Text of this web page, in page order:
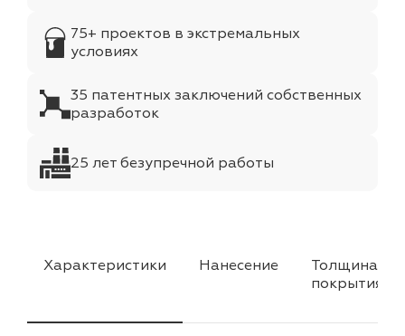
75+ проектов в экстремальных
условиях
35 патентных заключений собственных
разработок
25 лет безупречной работы
Характеристики Нанесение
Толщина
покрытия